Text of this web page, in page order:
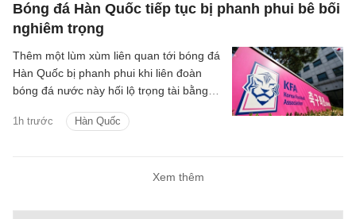
Bóng đá Hàn Quốc tiếp tục bị phanh phui bê bối
nghiêm trọng
1h trước Hàn Quốc
Thêm một lùm xùm liên quan tới bóng đá
Hàn Quốc bị phanh phui khi liên đoàn
bóng đá nước này hối lộ trọng tài bằng
Xem thêm